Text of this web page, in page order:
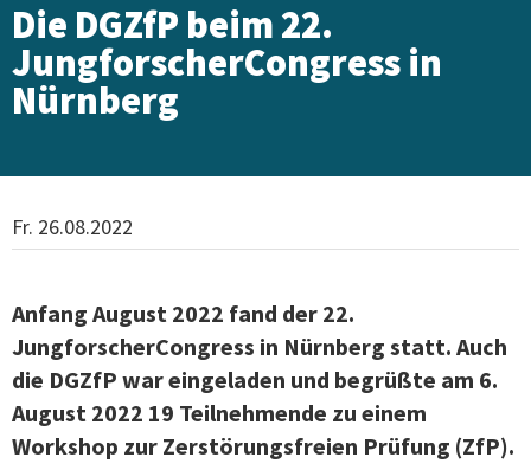
Die DGZfP beim 22.
JungforscherCongress in
Nürnberg
Fr. 26.08.2022
Anfang August 2022 fand der 22.
JungforscherCongress in Nürnberg statt. Auch
die DGZfP war eingeladen und begrüßte am 6.
August 2022 19 Teilnehmende zu einem
Workshop zur Zerstörungsfreien Prüfung (ZfP).